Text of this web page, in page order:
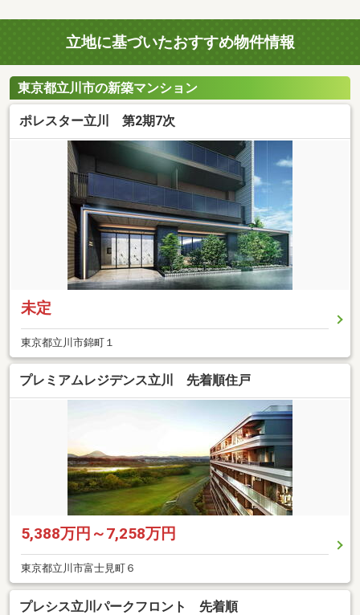
立地に基づいたおすすめ物件情報
東京都立川市の新築マンション
ポレスター立川 第2期7次
未定
東京都立川市錦町１
プレミアムレジデンス立川 先着順住戸
5,388万円～7,258万円
東京都立川市富士見町６
プレシス立川パークフロント 先着順